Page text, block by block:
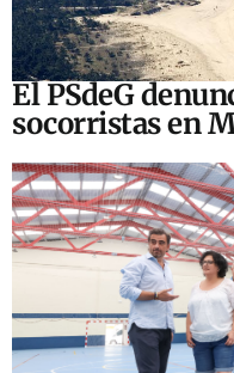
El PSdeG
socorristas en